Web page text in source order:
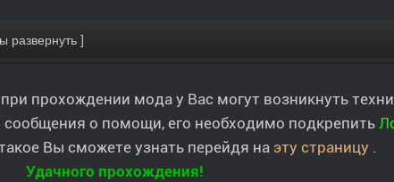
прохождении мода у Вас могут возникнуть
сообщения о помощи, его необходимо подкрепить
Вы сможете узнать перейдя на эту страницу .
Удачного прохождения!